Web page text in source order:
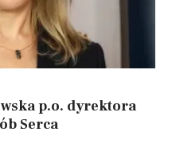
p.o. dyrektora
Serca